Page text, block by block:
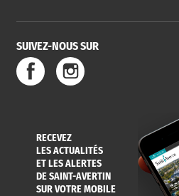
SUIVEZ-NOUS SUR
RECEVEZ
LES ACTUALITÉS
ET LES ALERTES
DE SAINT-AVERTIN
SUR VOTRE MOBILE